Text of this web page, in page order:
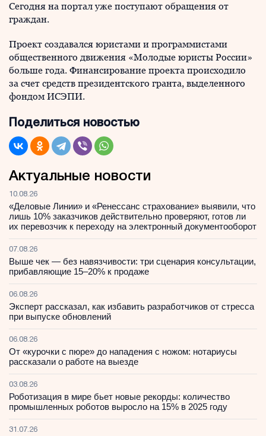
Сегодня на портал уже поступают обращения от
граждан.
Проект создавался юристами и программистами
общественного движения «Молодые юристы России»
больше года. Финансирование проекта происходило
за счет средств президентского гранта, выделенного
фондом ИСЭПИ.
Поделиться новостью
Актуальные новости
10.08.26
«Деловые Линии» и «Ренессанс страхование» выявили, что
лишь 10% заказчиков действительно проверяют, готов ли
их перевозчик к переходу на электронный документооборот
07.08.26
Выше чек — без навязчивости: три сценария консультации,
прибавляющие 15–20% к продаже
06.08.26
Эксперт рассказал, как избавить разработчиков от стресса
при выпуске обновлений
06.08.26
От «курочки с пюре» до нападения с ножом: нотариусы
рассказали о работе на выезде
03.08.26
Роботизация в мире бьет новые рекорды: количество
промышленных роботов выросло на 15% в 2025 году
31.07.26